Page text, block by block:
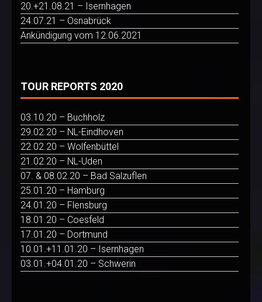
20.+21.08.21 – Isernhagen
24.07.21 – Osnabrück
Ankündigung vom 12.06.2021
TOUR REPORTS 2020
03.10.20 – Buchholz
29.02.20 – NL-Eindhoven
22.02.20 – Wolfenbüttel
21.02.20 – NL-Uden
07. & 08.02.20 – Bad Salzuflen
25.01.20 – Hamburg
24.01.20 – Flensburg
18.01.20 – Coesfeld
17.01.20 – Dortmund
10.01.+11.01.20 – Isernhagen
03.01.+04.01.20 – Schwerin